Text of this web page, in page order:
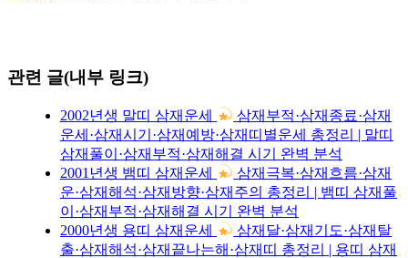
관련 글(내부 링크)
2002년생 말띠 삼재운세
삼재부적·삼재종료·삼재
운세·삼재시기·삼재예방·삼재띠별운세 총정리 | 말띠
삼재풀이·삼재부적·삼재해결 시기 완벽 분석
2001년생 뱀띠 삼재운세
삼재극복·삼재흐름·삼재
운·삼재해석·삼재방향·삼재주의 총정리 | 뱀띠 삼재풀
이·삼재부적·삼재해결 시기 완벽 분석
2000년생 용띠 삼재운세
삼재달·삼재기도·삼재탈
출·삼재해석·삼재끝나는해·삼재띠 총정리 | 용띠 삼재